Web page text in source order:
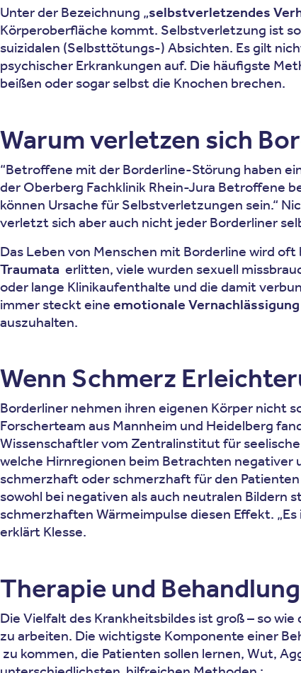
Unter der Bezeichnung „selbstverletzendes
Körperoberfläche kommt. Selbstverletzung ist
suizidalen (Selbsttötungs-) Absichten. Es gilt
psychischer Erkrankungen auf. Die häufigste
beißen oder sogar selbst die Knochen brechen.
Warum verletzen sich
“Betroffene mit der Borderline-Störung haben
der Oberberg Fachklinik Rhein-Jura Betroffene
können Ursache für Selbstverletzungen sein.“
verletzt sich aber auch nicht jeder Borderliner
Das Leben von Menschen mit Borderline wird
Traumata erlitten, viele wurden sexuell
oder lange Klinikaufenthalte und die damit
immer steckt eine emotionale Vernachlässigung
auszuhalten.
Wenn Schmerz
Borderliner nehmen ihren eigenen Körper nicht
Forscherteam aus Mannheim und Heidelberg
Wissenschaftler vom Zentralinstitut für
welche Hirnregionen beim Betrachten negativer
schmerzhaft oder schmerzhaft für den
sowohl bei negativen als auch neutralen Bildern
schmerzhaften Wärmeimpulse diesen Effekt.
erklärt Klesse.
Therapie und
Die Vielfalt des Krankheitsbildes ist groß – so
zu arbeiten. Die wichtigste Komponente einer
zu kommen, die Patienten sollen lernen, Wut,